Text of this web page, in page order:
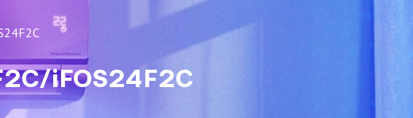
iFOS24F2С